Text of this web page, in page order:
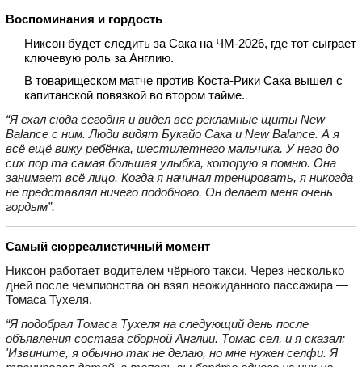
Воспоминания и гордость
Никсон будет следить за Сака на ЧМ‑2026, где тот сыграет
ключевую роль за Англию.
В товарищеском матче против Коста‑Рики Сака вышел с
капитанской повязкой во втором тайме.
“Я ехал сюда сегодня и видел все рекламные щиты New
Balance с ним. Люди видят Букайо Сака и New Balance. А я
всё ещё вижу ребёнка, шестилетнего мальчика. У него до
сих пор та самая большая улыбка, которую я помню. Она
занимает всё лицо. Когда я начинал тренировать, я никогда
не представлял ничего подобного. Он делает меня очень
гордым”.
Самый сюрреалистичный момент
Никсон работает водителем чёрного такси. Через несколько
дней после чемпионства он взял неожиданного пассажира —
Томаса Тухеля.
“Я подобрал Томаса Тухеля на следующий день после
объявления состава сборной Англии. Томас сел, и я сказал:
'Извините, я обычно так не делаю, но мне нужен селфи. Я